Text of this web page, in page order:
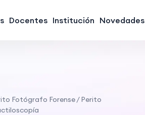
Docentes Institución Novedades
Fotógrafo Forense / Perito